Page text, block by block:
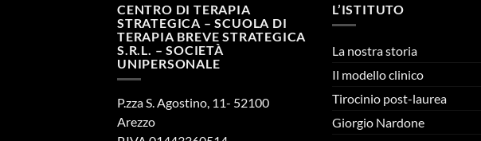
CENTRO DI TERAPIA
STRATEGICA – SCUOLA DI
TERAPIA BREVE STRATEGICA
S.R.L. – SOCIETÀ
UNIPERSONALE
P.zza S. Agostino, 11- 52100
Arezzo
L’ISTITUTO
La nostra storia
Il modello clinico
Tirocinio post-laurea
Giorgio Nardone